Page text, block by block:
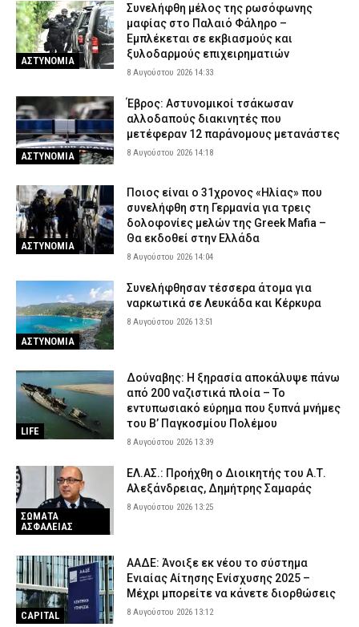
ΑΣΤΥΝΟΜΙΑ
Συνελήφθη μέλος της ρωσόφωνης
μαφίας στο Παλαιό Φάληρο –
Εμπλέκεται σε εκβιασμούς και
ξυλοδαρμούς επιχειρηματιών
8 Αυγούστου 2026 14:33
ΑΣΤΥΝΟΜΙΑ
Έβρος: Αστυνομικοί τσάκωσαν
αλλοδαπούς διακινητές που
μετέφεραν 12 παράνομους μετανάστες
8 Αυγούστου 2026 14:18
ΑΣΤΥΝΟΜΙΑ
Ποιος είναι ο 31χρονος «Ηλίας» που
συνελήφθη στη Γερμανία για τρεις
δολοφονίες μελών της Greek Mafia –
Θα εκδοθεί στην Ελλάδα
8 Αυγούστου 2026 14:04
ΑΣΤΥΝΟΜΙΑ
Συνελήφθησαν τέσσερα άτομα για
ναρκωτικά σε Λευκάδα και Κέρκυρα
8 Αυγούστου 2026 13:51
LIFE
Δούναβης: Η ξηρασία αποκάλυψε πάνω
από 200 ναζιστικά πλοία – Το
εντυπωσιακό εύρημα που ξυπνά μνήμες
του Β’ Παγκοσμίου Πολέμου
8 Αυγούστου 2026 13:39
ΣΩΜΑΤΑ
ΑΣΦΑΛΕΙΑΣ
ΕΛ.ΑΣ.: Προήχθη ο Διοικητής του Α.Τ.
Αλεξάνδρειας, Δημήτρης Σαμαράς
8 Αυγούστου 2026 13:25
CAPITAL
ΑΑΔΕ: Άνοιξε εκ νέου το σύστημα
Ενιαίας Αίτησης Ενίσχυσης 2025 –
Μέχρι μπορείτε να κάνετε διορθώσεις
8 Αυγούστου 2026 13:12